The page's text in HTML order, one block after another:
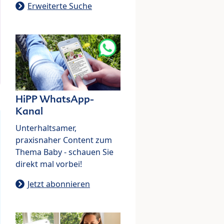
Erweiterte Suche
HiPP WhatsApp-
Kanal
Unterhaltsamer,
praxisnaher Content zum
Thema Baby - schauen Sie
direkt mal vorbei!
Jetzt abonnieren